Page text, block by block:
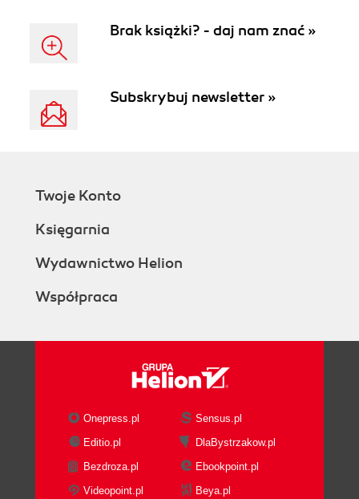
Brak książki? - daj nam znać »
Subskrybuj newsletter »
Twoje Konto
Księgarnia
Wydawnictwo Helion
Współpraca
Onepress.pl
Sensus.pl
Editio.pl
DlaBystrzakow.pl
Bezdroza.pl
Ebookpoint.pl
Videopoint.pl
Beya.pl